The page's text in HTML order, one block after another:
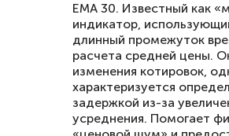
EMA 30. Известный как
индикатор,
длинный промежуток
расчета средней цены.
изменения котировок,
характеризуется
задержкой из-за
усреднения. Помогает